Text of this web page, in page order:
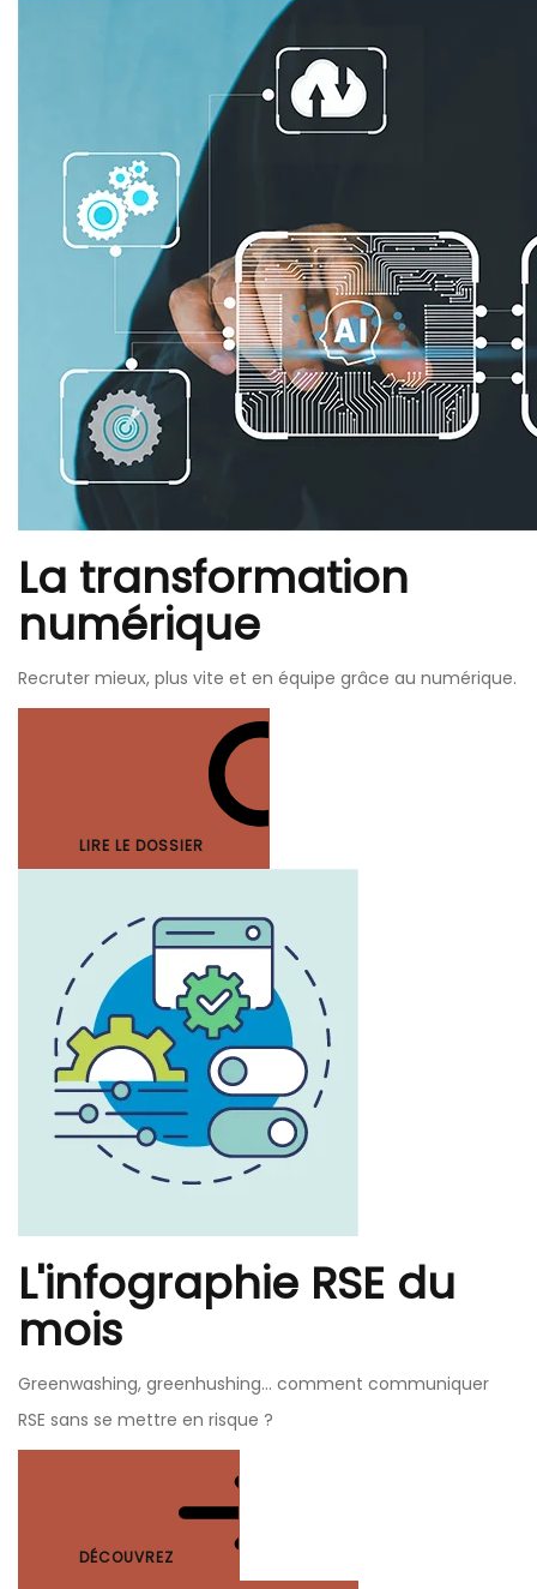
La transformation
numérique
Recruter mieux, plus vite et en équipe grâce au numérique.
LIRE LE DOSSIER
L'infographie RSE du
mois
Greenwashing, greenhushing… comment communiquer
RSE sans se mettre en risque ?
DÉCOUVREZ